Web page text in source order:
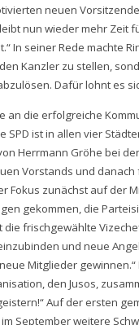
neuen
nun wieder mehr Zeit
In seiner Rede machte
Kanzler zu stellen,
Dafür lohnt es
an die erfolgreiche
SPD ist in allen vier
Herrmann Gröhe bei
Vorstands und
Fokus zunächst auf der
gekommen, die
frischgewählte
und neue
Mitglieder
den Jusos,
Auf der ersten
September weitere